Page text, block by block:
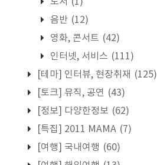
음반 (12)
영화, 콘서트 (42)
인터넷, 서비스 (111)
[테마] 인터뷰, 현장취재 (125)
[토크] 뮤직, 공연 (43)
[정보] 다양한정보 (62)
[특집] 2011 MAMA (7)
[여행] 국내여행 (60)